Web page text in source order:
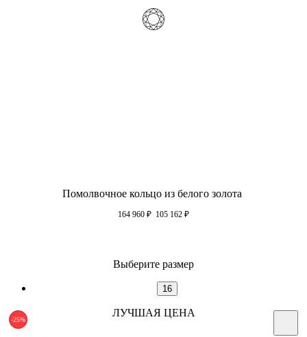
Помолвочное кольцо из белого золота
164 960 ₽ 105 162 ₽
Выберите размер
16
-25%
ЛУЧШАЯ ЦЕНА